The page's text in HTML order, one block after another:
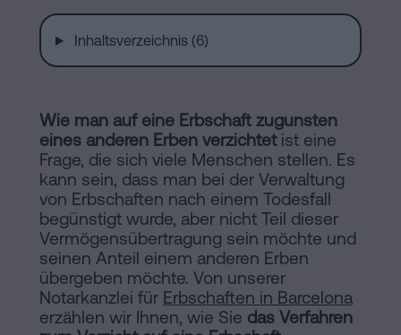
Online-
Notariat
Blog
Kontaktieren
Rechtlicher
Online-
Notariat
Handels-
und
Gesellschaftsrecht
Eine
Erbschaft
in
fünf
Inhaltsverzeichnis (6)
Wie man auf eine Erbschaft zugunsten
eines anderen Erben verzichtetist eine
Frage, die sich viele Menschen stellen. Es
kann sein, dass man bei der Verwaltung
von Erbschaften nach einem Todesfall
begünstigt wurde, aber nicht Teil dieser
Vermögensübertragung sein möchte und
seinen Anteil einem anderen Erben
übergeben möchte. Von unserer
Notarkanzlei für Erbschaften in Barcelona
erzählen wir Ihnen, wie Sie das Verfahren